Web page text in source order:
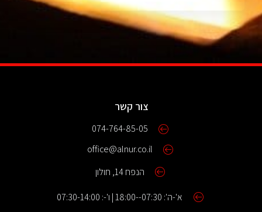
צור קשר
074-764-85-05
office@alnur.co.il
הנפח 14, חולון
א'-ה': 07:30--18:00 | ו'-: 07:30-14:00